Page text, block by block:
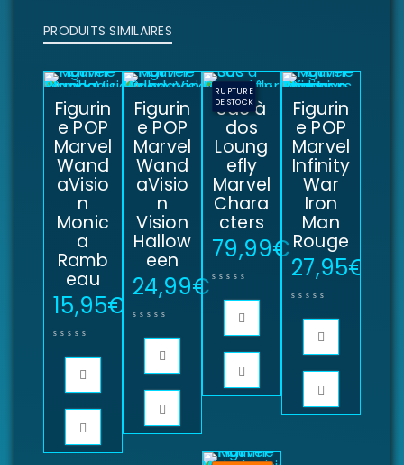
PRODUITS SIMILAIRES
Figurin
e POP
Marvel
Wand
aVisio
n
Monic
a
Ramb
eau
15,95€
Figurin
e POP
Marvel
Wand
aVisio
n
Vision
Hallow
een
24,99€
RUPTURE
DE STOCK
Sac à
dos
Loung
efly
Marvel
Chara
cters
79,99€
Figurin
e POP
Marvel
Infinity
War
Iron
Man
Rouge
27,95€